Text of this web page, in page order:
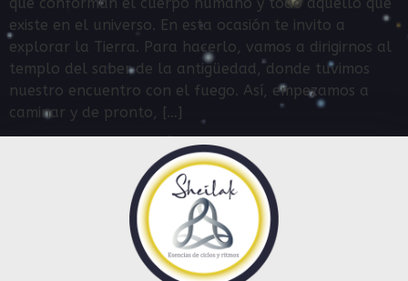
existe en el universo. En esta ocasión te invito a
explorar la Tierra. Para hacerlo, vamos a dirigirnos al
templo del saber de la antigüedad, donde tuvimos
nuestro encuentro con el fuego. Así, empezamos a
caminar y de pronto, […]